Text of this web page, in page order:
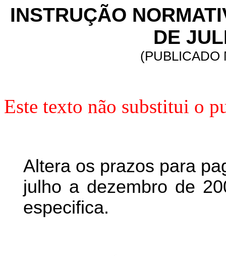
INSTRUÇÃO
DE
(PUBLICADO
Este texto não substitui o
Altera os prazos para
julho a dezembro de
especifica.